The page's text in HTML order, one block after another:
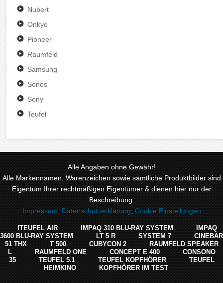
Nubert
Onkyo
Pioneer
Raumfeld
Samsung
Sonos
Sony
Teufel
Alle Angaben ohne Gewähr!
Alle Markennamen, Warenzeichen sowie sämtliche Produktbilder sind
Eigentum Ihrer rechtmäßigen Eigentümer & dienen hier nur der
Beschreibung.
Impressum
Datenschutzerklärung Cookie Einstellungen
ITEUFEL AIR IMPAQ 310 BLU-RAY SYSTEM
IMPAQ
3600 BLU-RAY SYSTEM
LT 5 R SYSTEM 7
CINEBAR
51 THX
T 500 CUBYCON 2
RAUMFELD SPEAKER
L
RAUMFELD ONE CONCEPT E 400
CONSONO
35
TEUFEL 5.1 TEUFEL KOPFHÖRER
TEUFEL
HEIMKINO
KOPFHÖRER IM TEST